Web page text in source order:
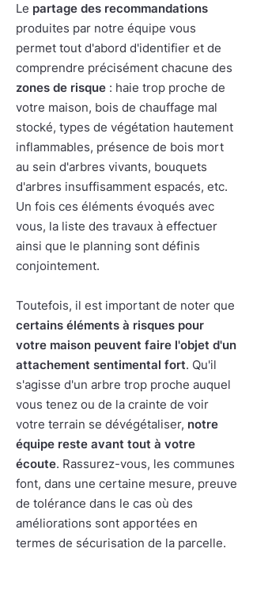
Le partage des recommandations
produites par notre équipe vous
permet tout d'abord d'identifier et de
comprendre précisément chacune des
zones de risque : haie trop proche de
votre maison, bois de chauffage mal
stocké, types de végétation hautement
inflammables, présence de bois mort
au sein d'arbres vivants, bouquets
d'arbres insuffisamment espacés, etc.
Un fois ces éléments évoqués avec
vous, la liste des travaux à effectuer
ainsi que le planning sont définis
conjointement.
Toutefois, il est important de noter que
certains éléments à risques pour
votre maison peuvent faire l'objet d'un
attachement sentimental fort. Qu'il
s'agisse d'un arbre trop proche auquel
vous tenez ou de la crainte de voir
votre terrain se dévégétaliser, notre
équipe reste avant tout à votre
écoute. Rassurez-vous, les communes
font, dans une certaine mesure, preuve
de tolérance dans le cas où des
améliorations sont apportées en
termes de sécurisation de la parcelle.